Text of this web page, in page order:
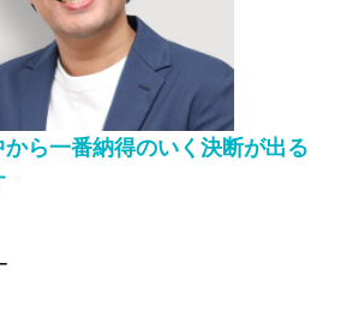
ら一番納得のいく決断が出る